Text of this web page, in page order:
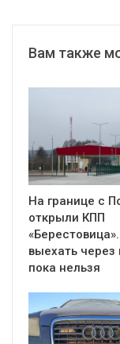
Вам также
На границе с
открыли КПП
выехать через
пока нельзя